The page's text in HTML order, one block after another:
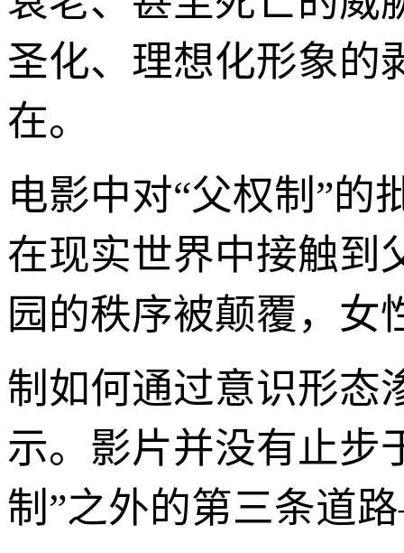
圣化、理想化形象的
在。
电影中对“父权制”的
在现实世界中接触到
园的秩序被颠覆，
制如何通过意识形态
示。影片并没有止步
制”之外的第三条道